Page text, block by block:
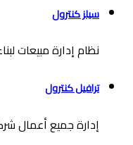
سيلز كنترول
نظام إدارة مبيعات
ترافيل كنترول
إدارة جميع أعمال